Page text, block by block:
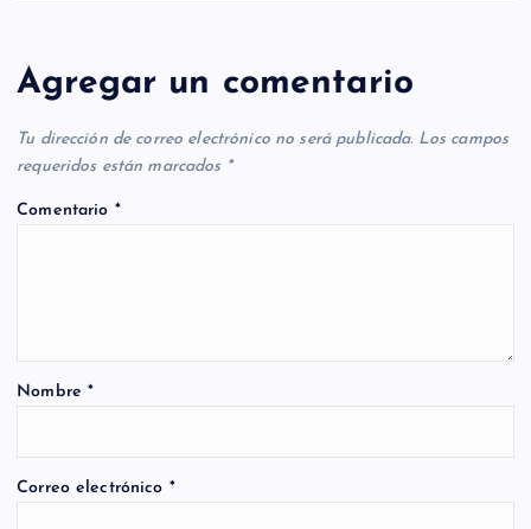
Agregar un comentario
Tu dirección de correo electrónico no será publicada. Los campos
requeridos están marcados *
Comentario *
Nombre*
Correo electrónico *